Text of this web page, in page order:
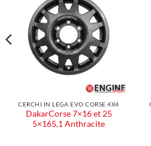
Aggiungi
alla lista
dei
desideri
CERCHI IN LEGA EVO CORSE 4X4
DakarCorse 7×16 et 25
5×165,1 Anthracite